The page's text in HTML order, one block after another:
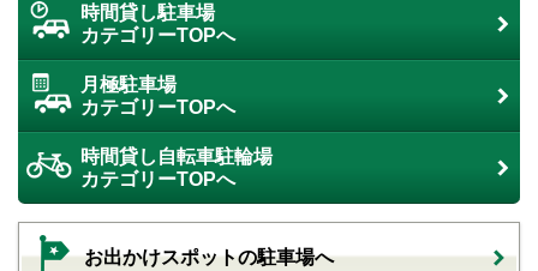
時間貸し駐車場
カテゴリーTOPへ
月極駐車場
カテゴリーTOPへ
時間貸し自転車駐輪場
カテゴリーTOPへ
お出かけスポットの駐車場へ